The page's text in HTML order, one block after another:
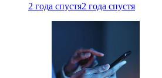
2 года спустя2 года спустя